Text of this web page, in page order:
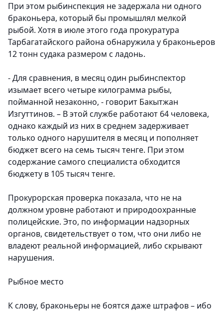
При этом рыбинспекция не задержала ни одного
браконьера, который бы промышлял мелкой
рыбой. Хотя в июле этого года прокуратура
Тарбагатайского района обнаружила у браконьеров
12 тонн судака размером с ладонь.
- Для сравнения, в месяц один рыбинспектор
изымает всего четыре килограмма рыбы,
пойманной незаконно, - говорит Бакытжан
Изгуттинов. – В этой службе работают 64 человека,
однако каждый из них в среднем задерживает
только одного нарушителя в месяц и пополняет
бюджет всего на семь тысяч тенге. При этом
содержание самого специалиста обходится
бюджету в 105 тысяч тенге.
Прокурорская проверка показала, что не на
должном уровне работают и природоохранные
полицейские. Это, по информации надзорных
органов, свидетельствует о том, что они либо не
владеют реальной информацией, либо скрывают
нарушения.
Рыбное место
К слову, браконьеры не боятся даже штрафов – ибо